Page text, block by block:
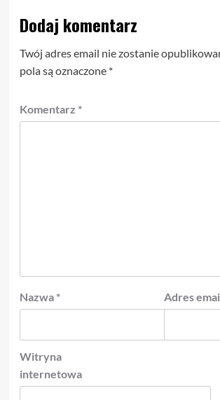
Dodaj komentarz
Twój adres email nie zostanie
pola są oznaczone *
Komentarz *
Nazwa * Adres
Witryna
internetowa